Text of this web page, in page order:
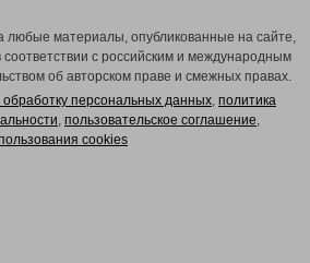
любые материалы, опубликованные на сайте,
с российским и международным
об авторском праве и смежных правах.
обработку персональных данных, политика
, пользовательское соглашение,
cookies